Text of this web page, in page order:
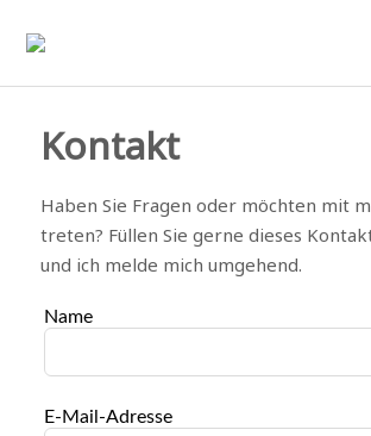
Kontakt
Haben Sie Fragen oder möchten mit
treten? Füllen Sie gerne dieses
und ich melde mich umgehend.
Name
E-Mail-Adresse